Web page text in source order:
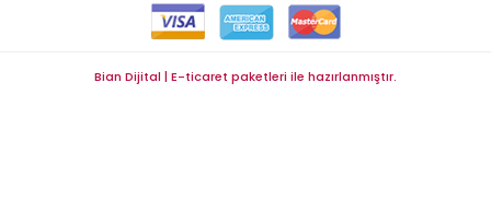
Bian Dijital | E-ticaret paketleri ile hazırlanmıştır.